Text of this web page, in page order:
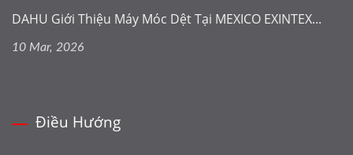
DAHU Giới Thiệu Máy Móc Dệt Tại MEXICO EXINTEX...
10 Mar, 2026
Điều Hướng